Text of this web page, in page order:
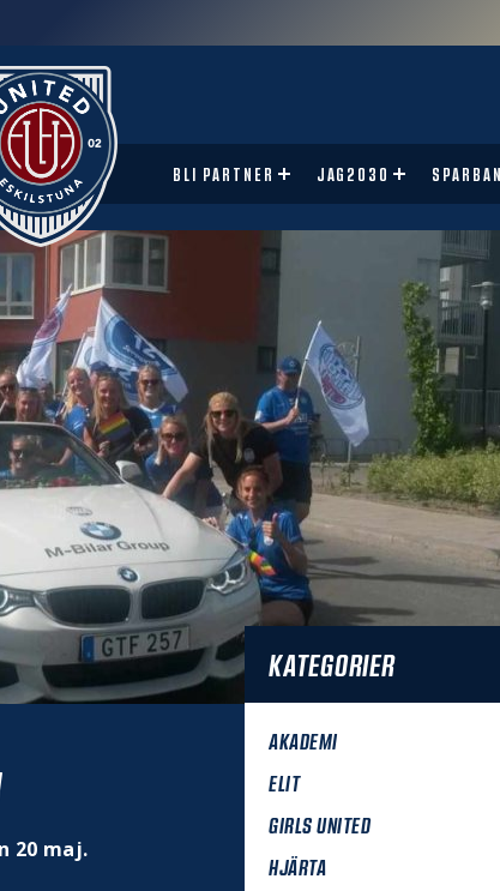
BLI PARTNER JAG2030
20 maj.
KATEGORIER
AKADEMI
ELIT
GIRLS UNITED
HJÄRTA